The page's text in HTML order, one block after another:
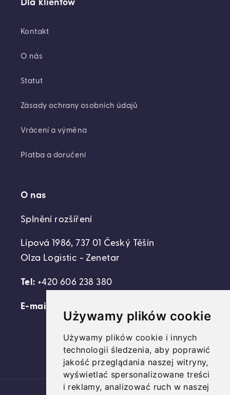
Używamy plików cookie
Używamy plików cookie i innych
technologii śledzenia, aby poprawić
jakość przeglądania naszej witryny,
wyświetlać spersonalizowane treści
i reklamy, analizować ruch w naszej
Dla klientów
Kontakt
O nás
Statut
Zásady ochrany osobních údajů
Vrácení a výměna
Platba a doručení
O nas
Splnění rozšíření
Lípová 1986, 737 01 Český Těšín
Olza Logistic - Zenetar
Tel: +420 606 238 380
E-mail:
FacebookInstagramYouTube